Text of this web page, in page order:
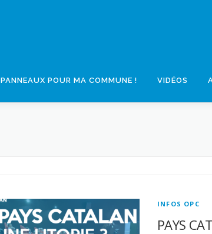
PANNEAUX POUR MA COMMUNE ! VIDÉOS
INFOS OPC
PAYS